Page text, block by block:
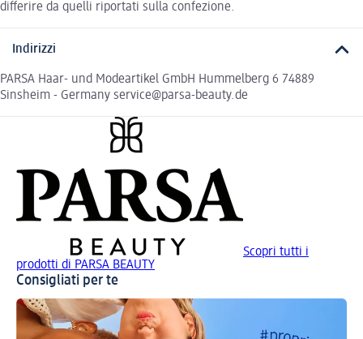
differire da quelli riportati sulla confezione.
Indirizzi
PARSA Haar- und Modeartikel GmbH Hummelberg 6 74889
Sinsheim - Germany service@parsa-beauty.de
Scopri tutti i
prodotti di PARSA BEAUTY
Consigliati per te